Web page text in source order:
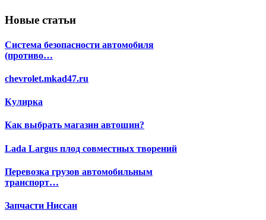
Новые статьи
Система безопасности автомобиля
(противо…
chevrolet.mkad47.ru
Кулирка
Как выбрать магазин автошин?
Lada Largus плод совместных творений
Перевозка грузов автомобильным
транспорт…
Запчасти Ниссан